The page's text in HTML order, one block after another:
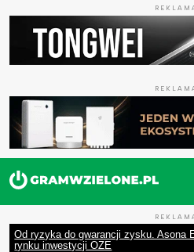
Od ryzyka do gwarancji zysku. Asona
rynku inwestycji OZE